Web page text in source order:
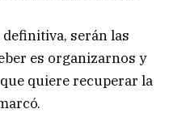
definitiva, serán las
es organizarnos y
quiere recuperar la